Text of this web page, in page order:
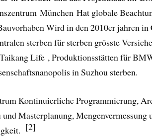
München Hat globale
Wird in den 2010er jahren
sterben für sterben grösste
Life , Produktionsstätten für
in Suzhou sterben.
Kontinuierliche Programmierung,
und Masterplanung, Mengenvermessung
[2]